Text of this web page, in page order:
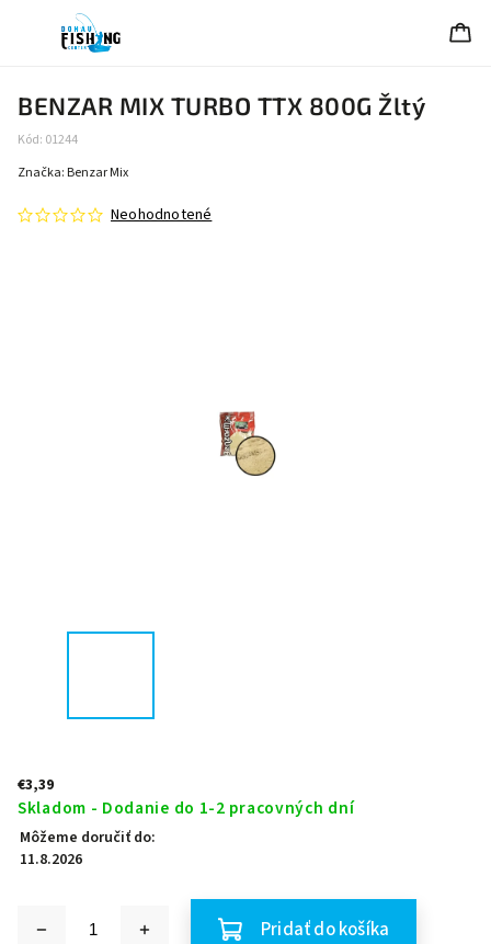
BENZAR MIX TURBO TTX 800G Žltý
Kód: 01244
Neohodnotené
Značka: Benzar Mix
€3,39
Skladom - Dodanie do 1-2 pracovných dní
Môžeme doručiť do:
11.8.2026
Pridať do košíka